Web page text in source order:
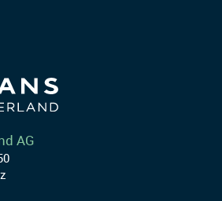
AG